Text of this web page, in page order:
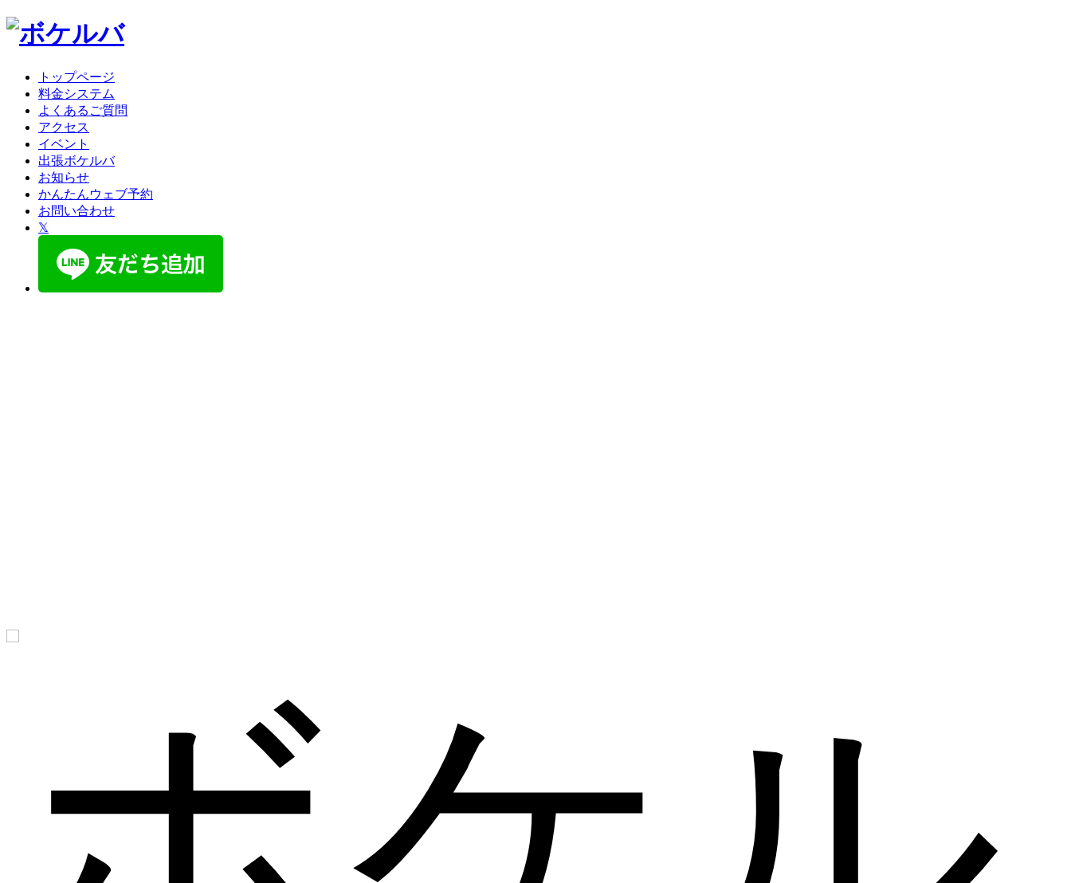
トップページ
料金システム
よくあるご質問
アクセス
イベント
出張ボケルバ
お知らせ
かんたんウェブ予約
お問い合わせ
𝕏